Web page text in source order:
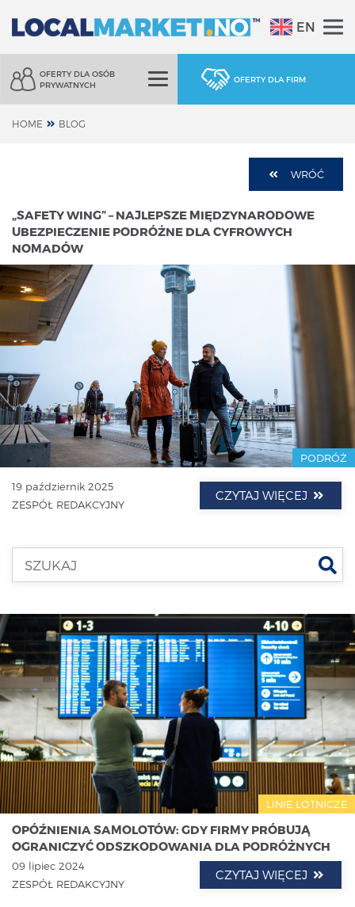
EN
OFERTY DLA OSÓB
PRYWATNYCH
OFERTY DLA FIRM
HOME BLOG
WRÓĆ
„SAFETY WING” – NAJLEPSZE MIĘDZYNARODOWE
UBEZPIECZENIE PODRÓŻNE DLA CYFROWYCH
NOMADÓW
PODRÓŻ
19 październik 2025
ZESPÓŁ REDAKCYJNY
CZYTAJ WIĘCEJ
LINIE LOTNICZE
OPÓŹNIENIA SAMOLOTÓW: GDY FIRMY PRÓBUJĄ
OGRANICZYĆ ODSZKODOWANIA DLA PODRÓŻNYCH
09 lipiec 2024
ZESPÓŁ REDAKCYJNY
CZYTAJ WIĘCEJ